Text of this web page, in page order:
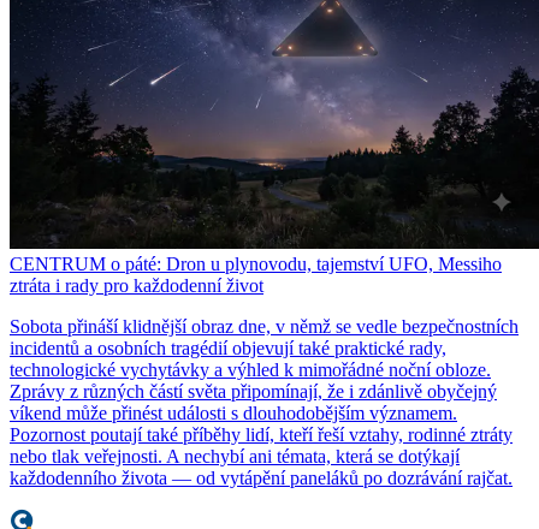
CENTRUM o páté: Dron u plynovodu, tajemství UFO, Messiho
ztráta i rady pro každodenní život
Sobota přináší klidnější obraz dne, v němž se vedle bezpečnostních
incidentů a osobních tragédií objevují také praktické rady,
technologické vychytávky a výhled k mimořádné noční obloze.
Zprávy z různých částí světa připomínají, že i zdánlivě obyčejný
víkend může přinést události s dlouhodobějším významem.
Pozornost poutají také příběhy lidí, kteří řeší vztahy, rodinné ztráty
nebo tlak veřejnosti. A nechybí ani témata, která se dotýkají
každodenního života — od vytápění paneláků po dozrávání rajčat.